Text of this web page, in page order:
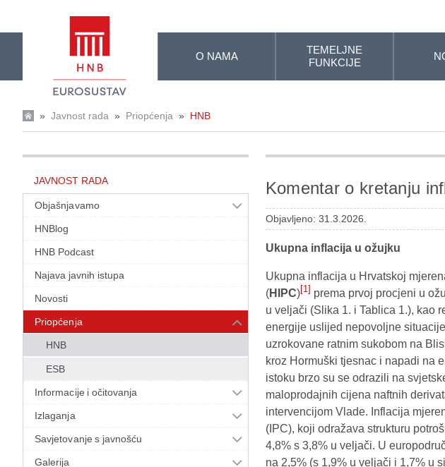
O NAMA
TEMELJNE
FUNKCIJE
» Javnost rada » Priopćenja » HNB
JAVNOST RADA
Objašnjavamo
HNBlog
HNB Podcast
Najava javnih istupa
Novosti
Priopćenja
HNB
ESB
Informacije i očitovanja
Izlaganja
Savjetovanje s javnošću
Galerija
Komentar o kretanju
Objavljeno: 31.3.2026.
Ukupna inflacija u ožujku
Ukupna inflacija u Hrvatskoj
(HIPC)[1] prema prvoj procjeni u
u veljači (Slika 1. i Tablica 1.), kao
energije uslijed nepovoljne
uzrokovane ratnim sukobom na
kroz Hormuški tjesnac i napadi na
istoku brzo su se odrazili na
maloprodajnih cijena naftnih
intervencijom Vlade. Inflacija
(IPC), koji odražava strukturu
4,8% s 3,8% u veljači. U
na 2,5% (s 1,9% u veljači i 1,7% u